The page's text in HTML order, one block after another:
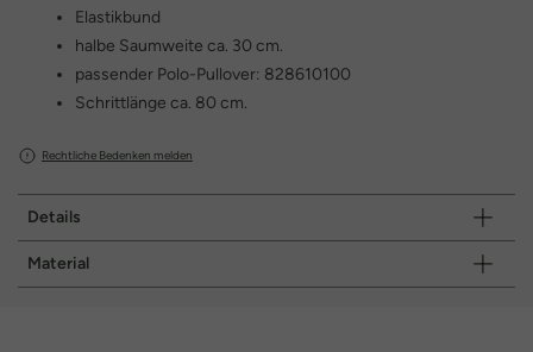
Elastikbund
halbe Saumweite ca. 30 cm.
passender Polo-Pullover: 828610100
Schrittlänge ca. 80 cm.
Rechtliche Bedenken melden
Details
Material